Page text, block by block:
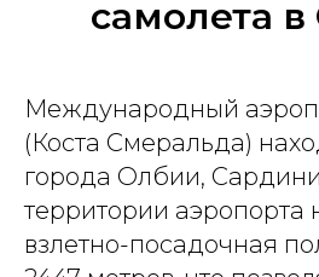
самолета в
Международный
(Коста Смеральда)
города Олбии,
территории аэропорта
взлетно-посадочная